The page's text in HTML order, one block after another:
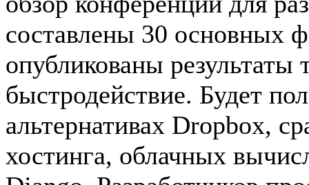
составлены 30 основных
опубликованы результаты
быстродействие. Будет
альтернативах Dropbox,
хостинга, облачных